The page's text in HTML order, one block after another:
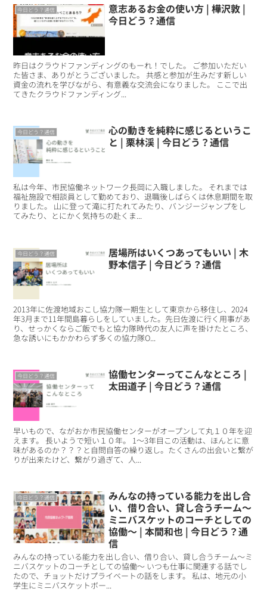
今日どう？通信
意志あるお金の使い方 | 樺沢敦 |
今日どう？通信
昨日はクラウドファンディングのもーれ！でした。 ご参加いただい
た皆さま、ありがとうございました。 共感と参加が生みだす新しい
資金の流れを学びながら、有意義な交流会になりました。 ここで出
てきたクラウドファンディング...
今日どう？通信
心の動きを純粋に感じるというこ
と | 栗林渓 | 今日どう？通信
私は今年、市民協働ネットワーク長岡に入職しました。 それまでは
福祉施設で相談員として勤めており、退職後しばらくは休息期間を取
りました。 山に登って滝に打たれてみたり、バンジージャンプをし
てみたり、とにかく気持ちの赴くま...
今日どう？通信
居場所はいくつあってもいい | 木
野本信子 | 今日どう？通信
2013年に佐渡地域おこし協力隊一期生として東京から移住し、2024
年3月まで11年間島暮らしをしていました。先日佐渡に行く用事があ
り、せっかくならご飯でもと協力隊時代の友人に声を掛けたところ、
急な誘いにもかかわらず多くの協力隊O...
今日どう？通信
協働センターってこんなところ |
太田道子 | 今日どう？通信
早いもので、ながおか市民協働センターがオープンして丸１０年を迎
えます。 長いようで短い１０年。 1〜3年目この活動は、ほんとに意
味があるのか？？？と自問自答の繰り返し。たくさんの出会いと繋が
りが出来たけど、繋がり過ぎて、人...
今日どう？通信
みんなの持っている能力を出し合
い、借り合い、貸し合うチーム～
ミニバスケットのコーチとしての
協働～ | 本間和也 | 今日どう？通
信
みんなの持っている能力を出し合い、借り合い、貸し合うチーム～ミ
ニバスケットのコーチとしての協働～ いつも仕事に関連する話でし
たので、チョットだけプライベートの話をします。 私は、地元の小
学生にミニバスケットボー...